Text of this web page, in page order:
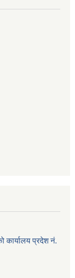
कार्यालय प्रदेश नं.